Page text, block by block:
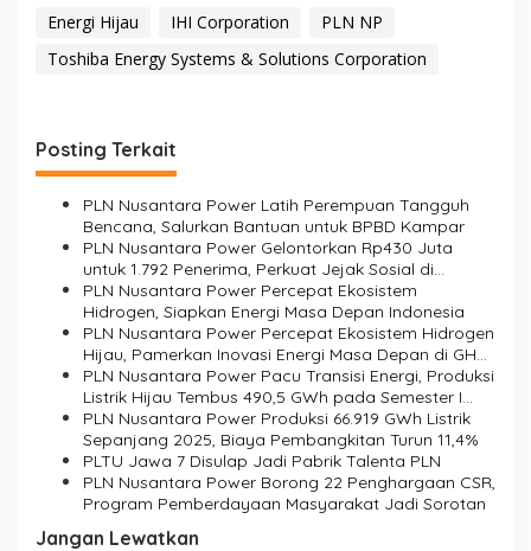
Energi Hijau IHI Corporation
PLN NP
Toshiba Energy Systems & Solutions Corporation
Posting Terkait
PLN Nusantara Power Latih Perempuan Tangguh
Bencana, Salurkan Bantuan untuk BPBD Kampar
PLN Nusantara Power Gelontorkan Rp430 Juta
untuk 1.792 Penerima, Perkuat Jejak Sosial di
Daerah Operasi
PLN Nusantara Power Percepat Ekosistem
Hidrogen, Siapkan Energi Masa Depan Indonesia
PLN Nusantara Power Percepat Ekosistem Hidrogen
Hijau, Pamerkan Inovasi Energi Masa Depan di GHES
2026
PLN Nusantara Power Pacu Transisi Energi, Produksi
Listrik Hijau Tembus 490,5 GWh pada Semester I
2026
PLN Nusantara Power Produksi 66.919 GWh Listrik
Sepanjang 2025, Biaya Pembangkitan Turun 11,4%
PLTU Jawa 7 Disulap Jadi Pabrik Talenta PLN
PLN Nusantara Power Borong 22 Penghargaan CSR,
Program Pemberdayaan Masyarakat Jadi Sorotan
Jangan Lewatkan